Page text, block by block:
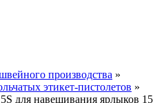
производства »
этикет-пистолетов »
для навешивания ярлыков 15